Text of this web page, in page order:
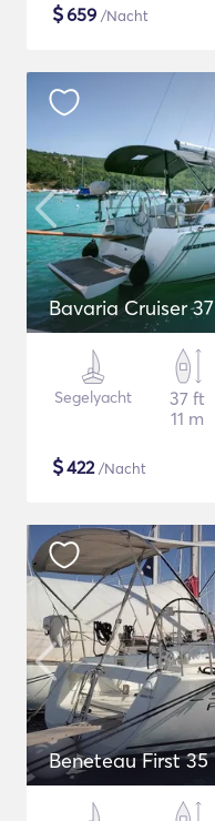
$659 /Nacht
Bavaria Cruiser 37
Segelyacht
37 ft
11 m
$422/Nacht
Beneteau First 35